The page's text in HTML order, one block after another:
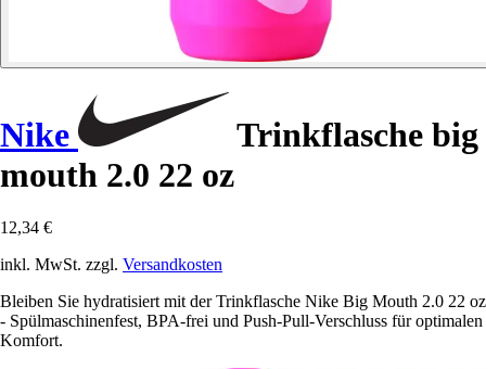
Nike
Trinkflasche big
mouth 2.0 22 oz
12,34 €
inkl. MwSt. zzgl. Versandkosten
Bleiben Sie hydratisiert mit der Trinkflasche Nike Big Mouth 2.0 22 oz
- Spülmaschinenfest, BPA-frei und Push-Pull-Verschluss für optimalen
Komfort.